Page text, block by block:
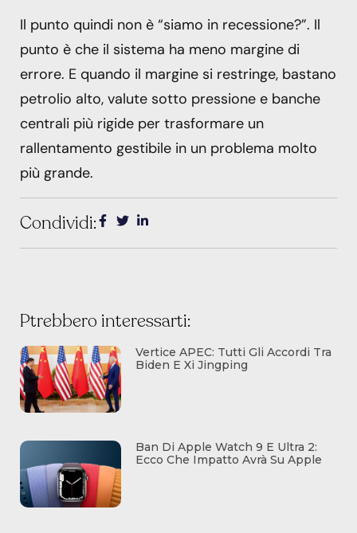
Il punto quindi non è “siamo in recessione?”. Il
punto è che il sistema ha meno margine di
errore. E quando il margine si restringe, bastano
petrolio alto, valute sotto pressione e banche
centrali più rigide per trasformare un
rallentamento gestibile in un problema molto
più grande.
Condividi:
Ptrebbero interessarti:
Vertice APEC: Tutti Gli Accordi Tra
Biden E Xi Jingping
Ban Di Apple Watch 9 E Ultra 2:
Ecco Che Impatto Avrà Su Apple